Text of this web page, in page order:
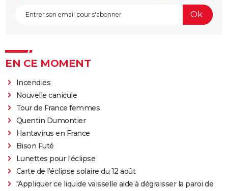
EN CE MOMENT
Incendies
Nouvelle canicule
Tour de France femmes
Quentin Dumontier
Hantavirus en France
Bison Futé
Lunettes pour l'éclipse
Carte de l'éclipse solaire du 12 août
"Appliquer ce liquide vaisselle aide à dégraisser la paroi de